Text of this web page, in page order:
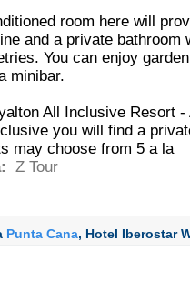
room here will
and a private bathroom
You can enjoy
minibar.
All Inclusive Resort
you will find a
may choose from 5 a la
Z Tour
Punta Cana, Hotel Iberostar